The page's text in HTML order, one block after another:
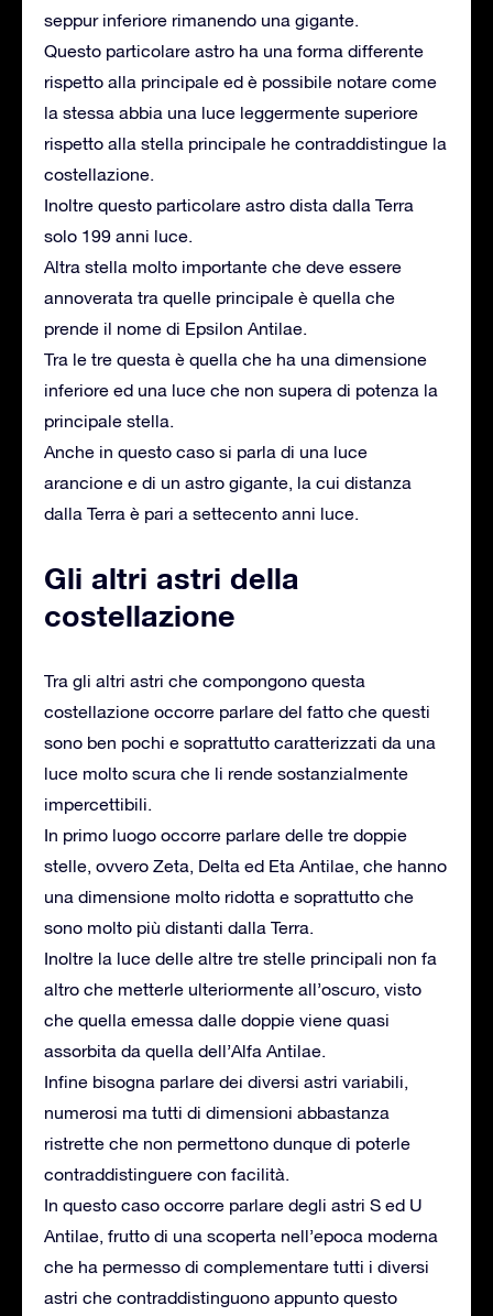
seppur inferiore rimanendo una gigante.
Questo particolare astro ha una forma differente
rispetto alla principale ed è possibile notare come
la stessa abbia una luce leggermente superiore
rispetto alla stella principale he contraddistingue la
costellazione.
Inoltre questo particolare astro dista dalla Terra
solo 199 anni luce.
Altra stella molto importante che deve essere
annoverata tra quelle principale è quella che
prende il nome di Epsilon Antilae.
Tra le tre questa è quella che ha una dimensione
inferiore ed una luce che non supera di potenza la
principale stella.
Anche in questo caso si parla di una luce
arancione e di un astro gigante, la cui distanza
dalla Terra è pari a settecento anni luce.
Gli altri astri della
costellazione
Tra gli altri astri che compongono questa
costellazione occorre parlare del fatto che questi
sono ben pochi e soprattutto caratterizzati da una
luce molto scura che li rende sostanzialmente
impercettibili.
In primo luogo occorre parlare delle tre doppie
stelle, ovvero Zeta, Delta ed Eta Antilae, che hanno
una dimensione molto ridotta e soprattutto che
sono molto più distanti dalla Terra.
Inoltre la luce delle altre tre stelle principali non fa
altro che metterle ulteriormente all’oscuro, visto
che quella emessa dalle doppie viene quasi
assorbita da quella dell’Alfa Antilae.
Infine bisogna parlare dei diversi astri variabili,
numerosi ma tutti di dimensioni abbastanza
ristrette che non permettono dunque di poterle
contraddistinguere con facilità.
In questo caso occorre parlare degli astri S ed U
Antilae, frutto di una scoperta nell’epoca moderna
che ha permesso di complementare tutti i diversi
astri che contraddistinguono appunto questo